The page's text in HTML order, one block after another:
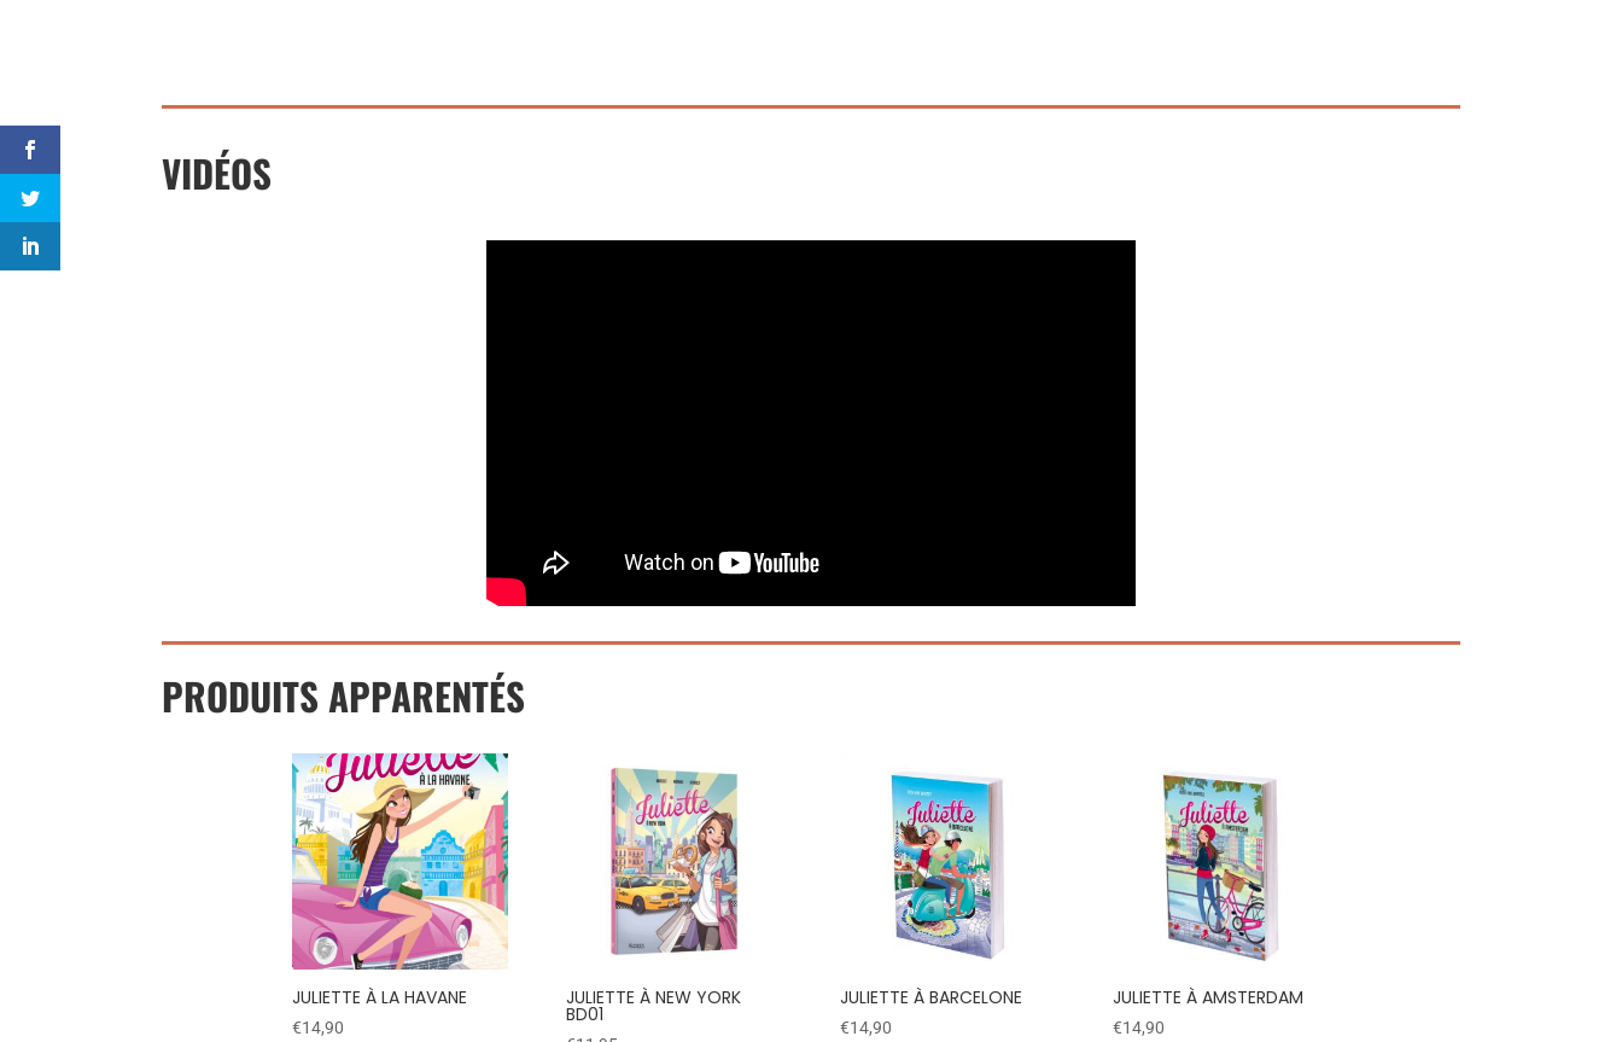
VIDÉOS
PRODUITS APPARENTÉS
JULIETTE À LA HAVANE
€14,90
JULIETTE À NEW YORK
BD01
JULIETTE À BARCELONE
€14,90
JULIETTE À AMSTERDAM
€14,90